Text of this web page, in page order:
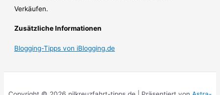
Verkäufen.
Zusätzliche Informationen
Blogging-Tipps von iBlogging.de